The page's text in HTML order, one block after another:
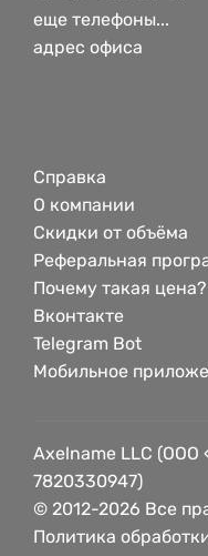
еще телефоны...
адрес офиса
Справка
О компании
Скидки от объёма
Реферальная
Почему такая цена?
Вконтакте
Telegram Bot
Мобильное
Axelname LLC
7820330947)
© 2012-2026 Все
Политика